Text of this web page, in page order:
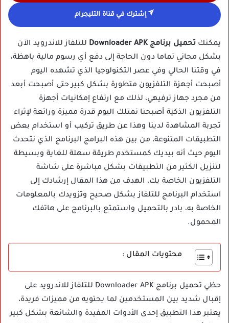
إشترك في قناة التليجرام
يمكنك تحميل برنامج Downloader APK
للتلفاز للاندرويد الآن
بشكل مجاني تماما دون الحاجة إلى دفع أي رسوم مالية باهظة،
في وقتنا الحالي وفي عصر التكنولوجيا الذي تشهده اليوم
أصبحت أجهزة التلفزيون متطورة بشكل كبير حتى أصبحت أبعد
من مجرد جهاز ترفيهي، لذلك مع ارتفاع إمكانيات أجهزة
التلفزيون الذكية أصبحنا نمتلك اليوم قدرة مميزة ورائعة لإثراء
تجربة المشاهدة لدينا وهذا عن طريق تركيب أو استخدام بعض
التطبيقات المتنوعة، من بين هذه البرامج البرنامج الذي نتحدث
اليوم حيث أنه بيديك كمستخدم طريقة سهلة للغاية وبسيطة
لتنزيل الكثير من التطبيقات بشكل مباشرة على شاشة
التلفزيون الخاصة بك، الهدف من هذا المقال إرشادك إلى
استخدام البرنامج للتلفاز بشكل صحيح وتزويدك بالمعلومات
الخاصة به، بادر بالتحميل واستمتع بالبرنامج على هاتفك
المحمول.
محتويات المقال :
حظي تحميل برنامج Downloader APK للتلفاز للاندرويد على
إقبال شديد بين المستخدمين لما يحتويه من مميزات فريدة،
يعتبر هذا التطبيق إحدى الأدوات المفيدة والشائعة بشكل كبير